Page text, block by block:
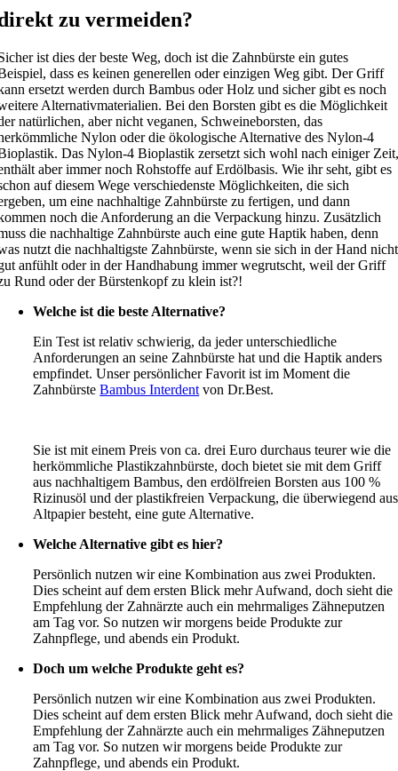
zu vermeiden?
ist dies der beste Weg, doch ist die Zahnbürste ein gutes
dass es keinen generellen oder einzigen Weg gibt. Der Griff
ersetzt werden durch Bambus oder Holz und sicher gibt es noch
Alternativmaterialien. Bei den Borsten gibt es die Möglichkeit
natürlichen, aber nicht veganen, Schweineborsten, das
Nylon oder die ökologische Alternative des Nylon-4
Das Nylon-4 Bioplastik zersetzt sich wohl nach einiger
aber immer noch Rohstoffe auf Erdölbasis. Wie ihr seht, gibt es
auf diesem Wege verschiedenste Möglichkeiten, die sich
um eine nachhaltige Zahnbürste zu fertigen, und dann
noch die Anforderung an die Verpackung hinzu. Zusätzlich
die nachhaltige Zahnbürste auch eine gute Haptik haben, denn
nutzt die nachhaltigste Zahnbürste, wenn sie sich in der Hand nicht
anfühlt oder in der Handhabung immer wegrutscht, weil der Griff
Rund oder der Bürstenkopf zu klein ist?!
Welche ist die beste Alternative?
Ein Test ist relativ schwierig, da jeder unterschiedliche
Anforderungen an seine Zahnbürste hat und die Haptik anders
empfindet. Unser persönlicher Favorit ist im Moment die
ZahnbürsteBambus Interdent von Dr.Best.
Sie ist mit einem Preis von ca. drei Euro durchaus teurer wie die
herkömmliche Plastikzahnbürste, doch bietet sie mit dem Griff
aus nachhaltigem Bambus, den erdölfreien Borsten aus 100 %
Rizinusöl und der plastikfreien Verpackung, die überwiegend aus
Altpapier besteht, eine gute Alternative.
Welche Alternative gibt es hier?
Persönlich nutzen wir eine Kombination aus zwei Produkten.
Dies scheint auf dem ersten Blick mehr Aufwand, doch sieht die
Empfehlung der Zahnärzte auch ein mehrmaliges Zähneputzen
am Tag vor. So nutzen wir morgens beide Produkte zur
Zahnpflege, und abends ein Produkt.
Doch um welche Produkte geht es?
Persönlich nutzen wir eine Kombination aus zwei Produkten.
Dies scheint auf dem ersten Blick mehr Aufwand, doch sieht die
Empfehlung der Zahnärzte auch ein mehrmaliges Zähneputzen
am Tag vor. So nutzen wir morgens beide Produkte zur
Zahnpflege, und abends ein Produkt.